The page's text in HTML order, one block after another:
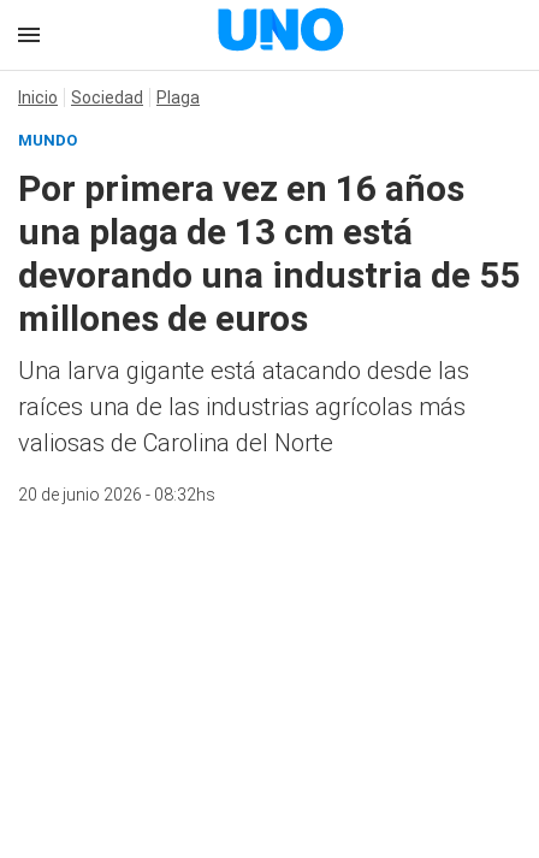
Inicio Sociedad Plaga
MUNDO
Por primera vez en 16 años
una plaga de 13 cm está
devorando una industria de 55
millones de euros
Una larva gigante está atacando desde las
raíces una de las industrias agrícolas más
valiosas de Carolina del Norte
20 de junio 2026 - 08:32hs